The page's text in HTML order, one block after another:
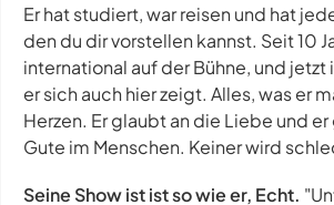
Er hat studiert, war reisen und hat
den du dir vorstellen kannst. Seit 10
international auf der Bühne, und jetzt
er sich auch hier zeigt. Alles, was er
Herzen. Er glaubt an die Liebe und
Gute im Menschen. Keiner wird
Seine Show ist ist so wie er, Echt.